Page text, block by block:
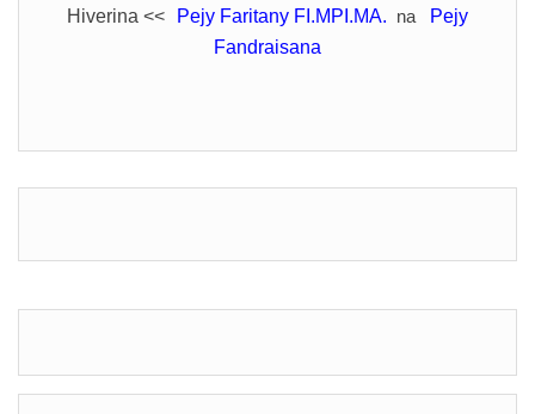
Hiverina << Pejy Faritany FI.MPI.MA. na
Pejy
Fandraisana